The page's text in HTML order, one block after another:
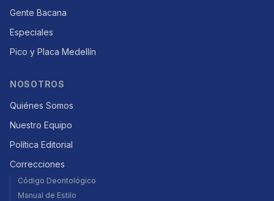
Gente Bacana
Especiales
Pico y Placa Medellín
NOSOTROS
Quiénes Somos
Nuestro Equipo
Política Editorial
Correcciones
Código Deontológico
Manual de Estilo